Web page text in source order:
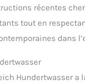
récentes
tout en
dans
Hundertwasser